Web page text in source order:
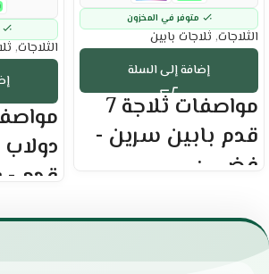
متوفر في المخزون
الثلاجات, ثلاجات بابين
إضافة إلى السلة
مواصفات ثلاجة 7
قدم بابين سرين -
فضي :
السعة اللترية : 211 لتر
الثلاجات,
قدم